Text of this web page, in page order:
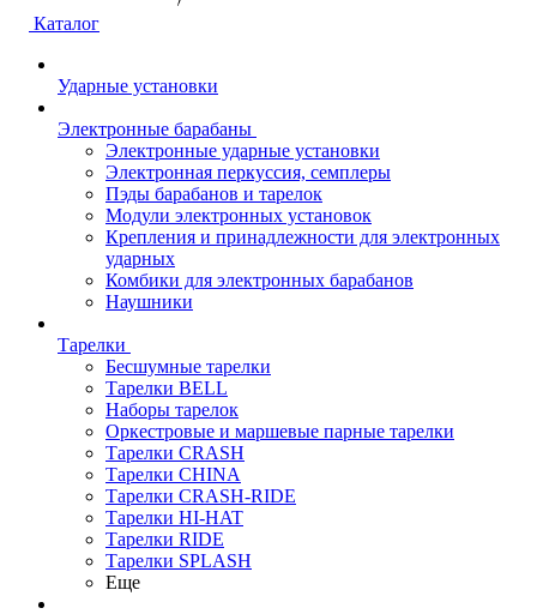
Каталог
Ударные установки
Электронные барабаны
Электронные ударные установки
Электронная перкуссия, семплеры
Пэды барабанов и тарелок
Модули электронных установок
Крепления и принадлежности для электронных
ударных
Комбики для электронных барабанов
Наушники
Тарелки
Бесшумные тарелки
Тарелки BELL
Наборы тарелок
Оркестровые и маршевые парные тарелки
Тарелки CRASH
Тарелки CHINA
Тарелки CRASH-RIDE
Тарелки HI-HAT
Тарелки RIDE
Тарелки SPLASH
Еще